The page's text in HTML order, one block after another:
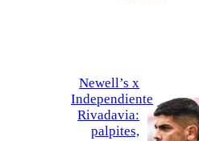
Newell’s x
Independiente
Rivadavia:
palpites,